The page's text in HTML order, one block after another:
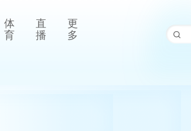
体
育
直
播
更
多